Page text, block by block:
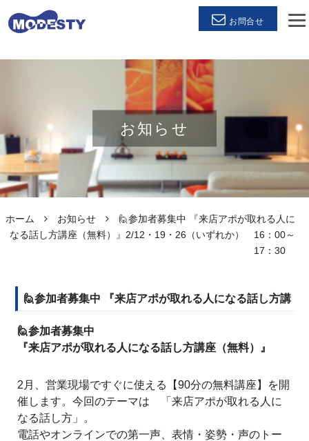
お問合せ
お知らせ
ホーム お知らせ
🙋参加者募集中 『来店アポが取れる人に
なる話し方講座（無料）』2/12・19・26（いずれか） 16：00～
17：30
🙋参加者募集中 『来店アポが取れる人になる話し方講
座（無料）』2/12・19・26（いずれか） 16：00～
17：30
🙋参加者募集中
『来店アポが取れる人になる話し方講座（無料）』
2月、営業現場ですぐに使える【90分の無料講座】を開
催します。今回のテーマは 「来店アポが取れる人に
なる話し方」。
電話やオンラインでの第一声、表情・姿勢・声のトー